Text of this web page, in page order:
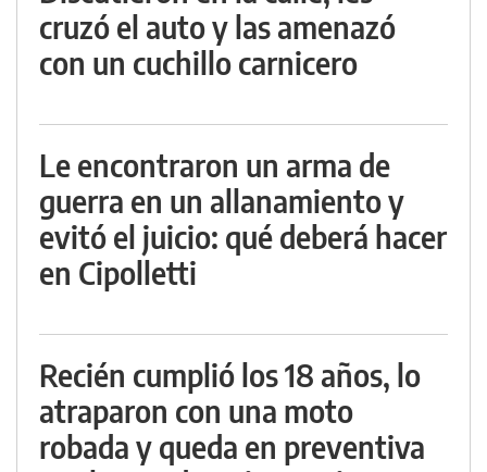
cruzó el auto y las amenazó
con un cuchillo carnicero
Le encontraron un arma de
guerra en un allanamiento y
evitó el juicio: qué deberá hacer
en Cipolletti
Recién cumplió los 18 años, lo
atraparon con una moto
robada y queda en preventiva